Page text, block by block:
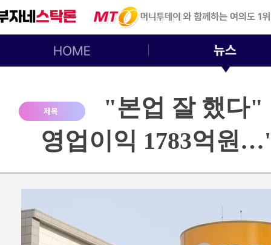
"본업 잘 했다"
영업이익 1783억원